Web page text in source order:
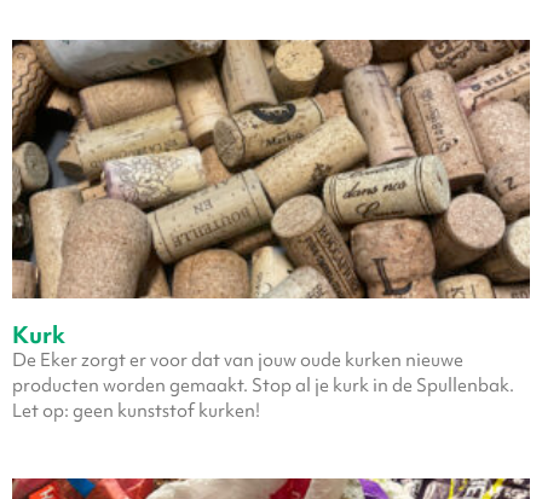
Kurk
De Eker zorgt er voor dat van jouw oude kurken nieuwe
producten worden gemaakt. Stop al je kurk in de Spullenbak.
Let op: geen kunststof kurken!